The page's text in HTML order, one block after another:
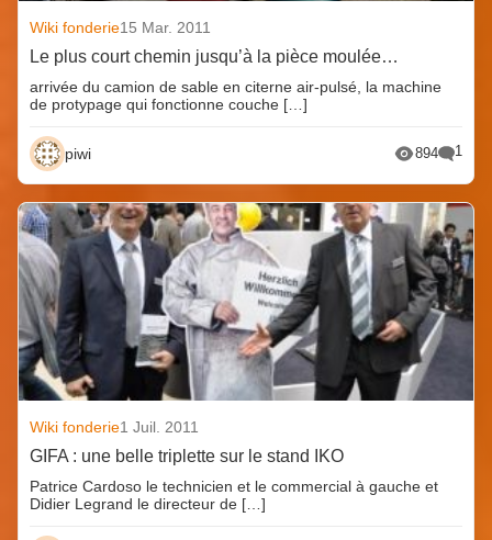
Wiki fonderie15 Mar. 2011
Le plus court chemin jusqu’à la pièce moulée…
arrivée du camion de sable en citerne air-pulsé, la machine
de protypage qui fonctionne couche […]
piwi 894 1
Wiki fonderie1 Juil. 2011
GIFA : une belle triplette sur le stand IKO
Patrice Cardoso le technicien et le commercial à gauche et
Didier Legrand le directeur de […]